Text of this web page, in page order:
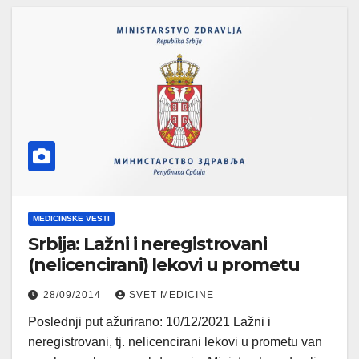
MEDICINSKE VESTI
Srbija: Lažni i neregistrovani
(nelicencirani) lekovi u prometu
28/09/2014 SVET MEDICINE
Poslednji put ažurirano: 10/12/2021 Lažni i
neregistrovani, tj. nelicencirani lekovi u prometu van